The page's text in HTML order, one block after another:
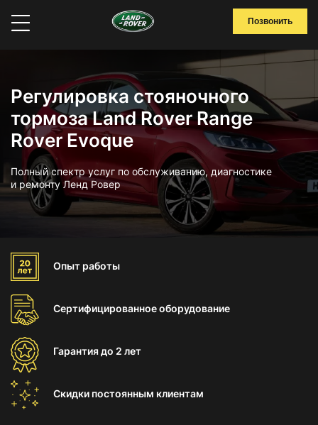
Позвонить
Регулировка стояночного
тормоза Land Rover Range
Rover Evoque
Полный спектр услуг по обслуживанию, диагностике
и ремонту Ленд Ровер
Опыт работы
Сертифицированноеоборудование
Гарантиядо 2 лет
Скидки постоянным клиентам